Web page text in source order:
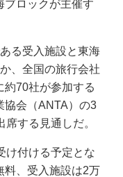
ブロックが主催す
る受入施設と東海
、全国の旅行会社
約70社が参加する
協会（ANTA）の3
する見通しだ。
付ける予定とな
料、受入施設は2万